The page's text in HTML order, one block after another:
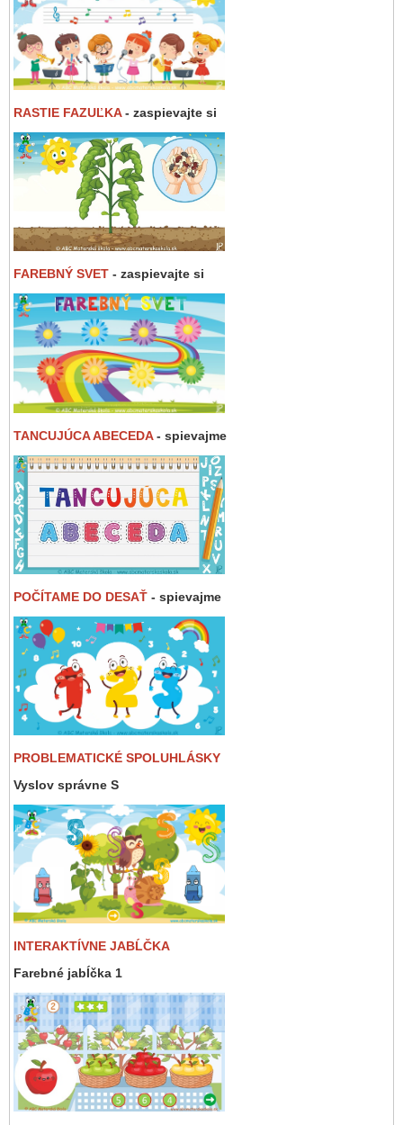
RASTIE FAZUĽKA- zaspievajte si
FAREBNÝ SVET - zaspievajte si
TANCUJÚCA ABECEDA- spievajme
POČÍTAME DO DESAŤ - spievajme
PROBLEMATICKÉ SPOLUHLÁSKY
Vyslov správne S
INTERAKTÍVNE JABĹČKA
Farebné jabĺčka 1